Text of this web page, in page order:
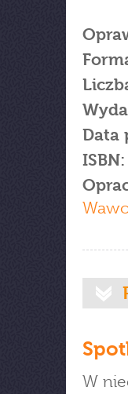
Data
ISBN:
W